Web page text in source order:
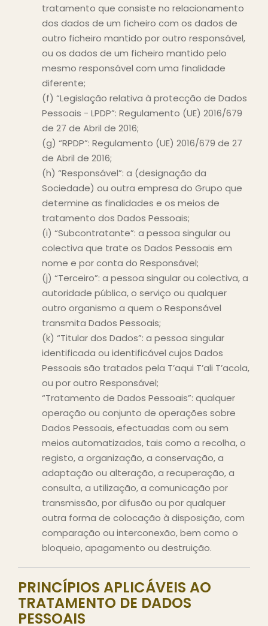
tratamento que consiste no relacionamento
dos dados de um ficheiro com os dados de
outro ficheiro mantido por outro responsável,
ou os dados de um ficheiro mantido pelo
mesmo responsável com uma finalidade
diferente;
(f) “Legislação relativa à protecção de Dados
Pessoais - LPDP”: Regulamento (UE) 2016/679
de 27 de Abril de 2016;
(g) “RPDP”: Regulamento (UE) 2016/679 de 27
de Abril de 2016;
(h) “Responsável”: a (designação da
Sociedade) ou outra empresa do Grupo que
determine as finalidades e os meios de
tratamento dos Dados Pessoais;
(i) “Subcontratante”: a pessoa singular ou
colectiva que trate os Dados Pessoais em
nome e por conta do Responsável;
(j) “Terceiro”: a pessoa singular ou colectiva, a
autoridade pública, o serviço ou qualquer
outro organismo a quem o Responsável
transmita Dados Pessoais;
(k) “Titular dos Dados”: a pessoa singular
identificada ou identificável cujos Dados
Pessoais são tratados pela T’aqui T’ali T’acola,
ou por outro Responsável;
“Tratamento de Dados Pessoais”: qualquer
operação ou conjunto de operações sobre
Dados Pessoais, efectuadas com ou sem
meios automatizados, tais como a recolha, o
registo, a organização, a conservação, a
adaptação ou alteração, a recuperação, a
consulta, a utilização, a comunicação por
transmissão, por difusão ou por qualquer
outra forma de colocação à disposição, com
comparação ou interconexão, bem como o
bloqueio, apagamento ou destruição.
PRINCÍPIOS APLICÁVEIS AO
TRATAMENTO DE DADOS
PESSOAIS